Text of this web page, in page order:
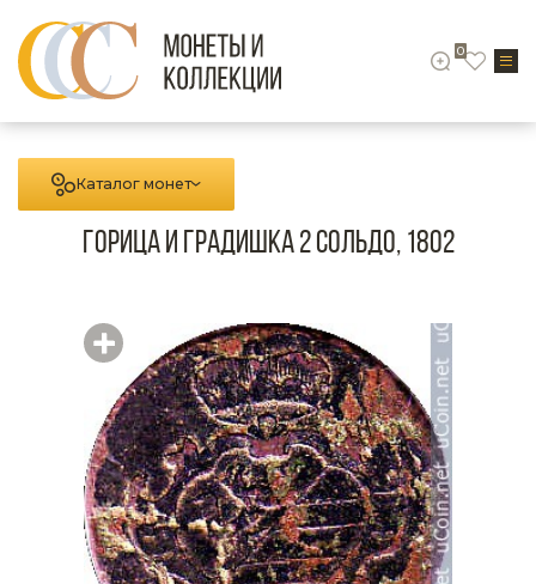
0
Каталог монет
Горица и Градишка 2 сольдо, 1802